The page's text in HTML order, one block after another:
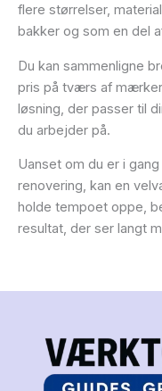
flere størrelser,
bakker og som en del
Du kan sammenligne
pris på tværs af
løsning, der passer til
du arbejder på.
Uanset om du er i
renovering, kan en
holde tempoet oppe,
resultat, der ser langt